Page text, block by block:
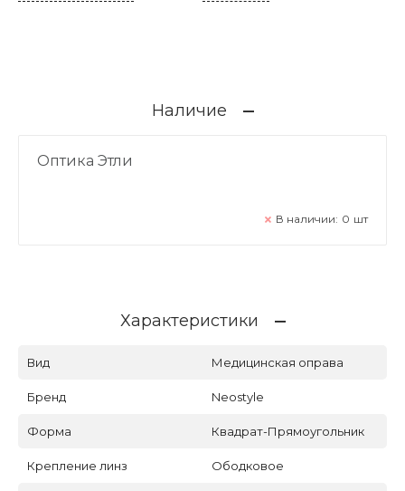
Наличие
Оптика Этли
В наличии: 0 шт
Характеристики
Вид Медицинская оправа
Бренд Neostyle
Форма Квадрат-Прямоугольник
Крепление линз Ободковое